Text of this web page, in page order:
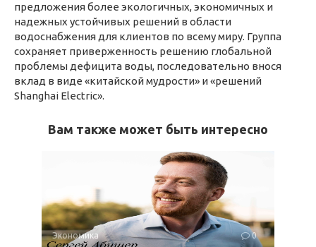
предложения более экологичных, экономичных и
надежных устойчивых решений в области
водоснабжения для клиентов по всему миру. Группа
сохраняет приверженность решению глобальной
проблемы дефицита воды, последовательно внося
вклад в виде «китайской мудрости» и «решений
Shanghai Electric».
Вам также может быть интересно
Экономика 0